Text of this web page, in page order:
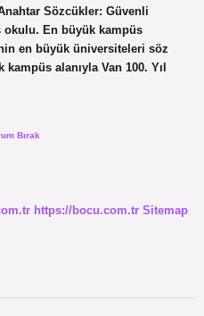
Sözcükler: Güvenli
En büyük kampüs
en büyük üniversiteleri söz
alanıyla Van 100. Yıl
Bırak
https://bocu.com.tr Sitemap